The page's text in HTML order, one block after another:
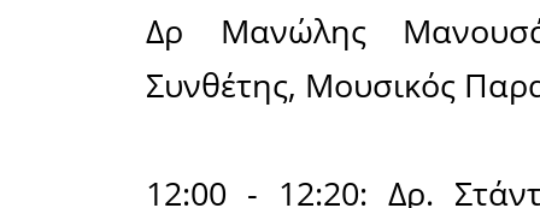
Sparta